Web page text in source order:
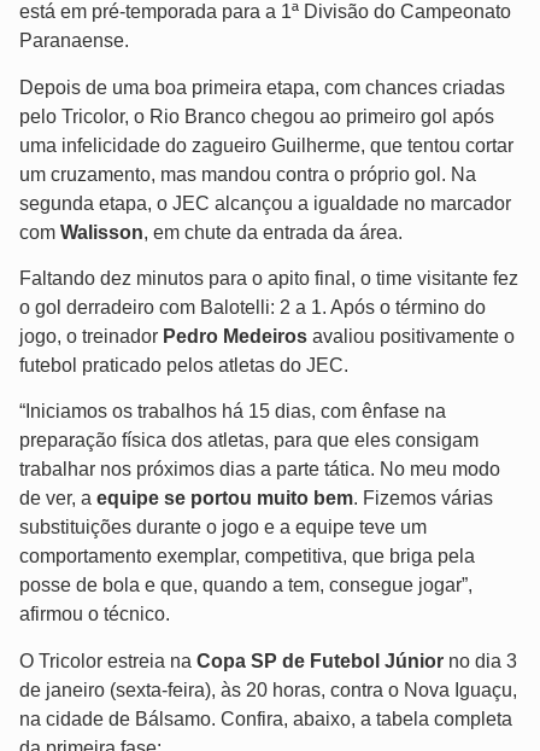
está em pré-temporada para a 1ª Divisão do Campeonato
Paranaense.
Depois de uma boa primeira etapa, com chances criadas
pelo Tricolor, o Rio Branco chegou ao primeiro gol após
uma infelicidade do zagueiro Guilherme, que tentou cortar
um cruzamento, mas mandou contra o próprio gol. Na
segunda etapa, o JEC alcançou a igualdade no marcador
com Walisson, em chute da entrada da área.
Faltando dez minutos para o apito final, o time visitante fez
o gol derradeiro com Balotelli: 2 a 1. Após o término do
jogo, o treinador Pedro Medeiros avaliou positivamente o
futebol praticado pelos atletas do JEC.
“Iniciamos os trabalhos há 15 dias, com ênfase na
preparação física dos atletas, para que eles consigam
trabalhar nos próximos dias a parte tática. No meu modo
de ver, a equipe se portou muito bem. Fizemos várias
substituições durante o jogo e a equipe teve um
comportamento exemplar, competitiva, que briga pela
posse de bola e que, quando a tem, consegue jogar”,
afirmou o técnico.
O Tricolor estreia na Copa SP de Futebol Júnior no dia 3
de janeiro (sexta-feira), às 20 horas, contra o Nova Iguaçu,
na cidade de Bálsamo. Confira, abaixo, a tabela completa